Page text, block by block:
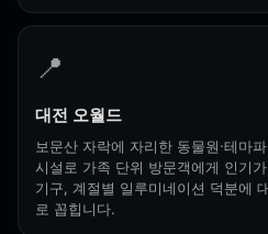
📍
대전 오월드
보문산 자락에 자리한 동물원·테마
시설로 가족 단위 방문객에게 인기
기구, 계절별 일루미네이션 덕분에
로 꼽힙니다.